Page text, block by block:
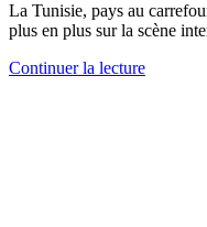
La Tunisie, pays au
plus en plus sur la scène
Continuer la lecture